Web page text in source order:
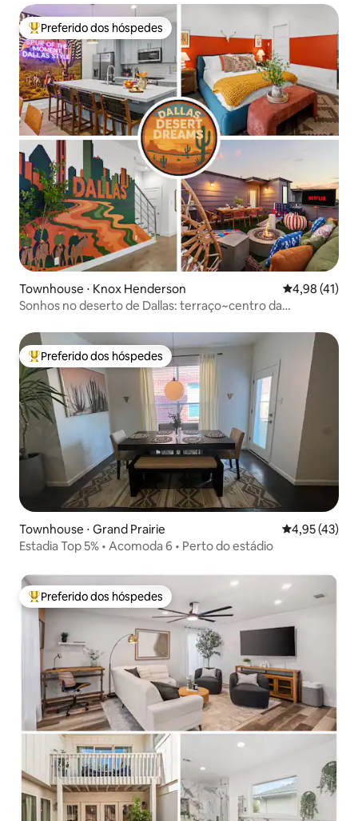
Entre os melhores preferidos dos hóspedes
Preferido dos hóspedes
Townhouse ⋅ Knox Henderson 4,98 de uma
4,98 (41)
Sonhos no deserto de Dallas: terraço~centro da
Entre os melhores preferidos dos hóspedes
Preferido dos hóspedes
Townhouse ⋅ Grand Prairie 4,95 de uma
4,95 (43)
Estadia Top 5% • Acomoda 6 • Perto do estádio
Entre os melhores preferidos dos hóspedes
Preferido dos hóspedes